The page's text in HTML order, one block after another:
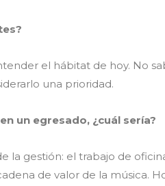
el hábitat de hoy. No
una prioridad.
un egresado, ¿cuál sería?
la gestión: el trabajo de
de valor de la música.